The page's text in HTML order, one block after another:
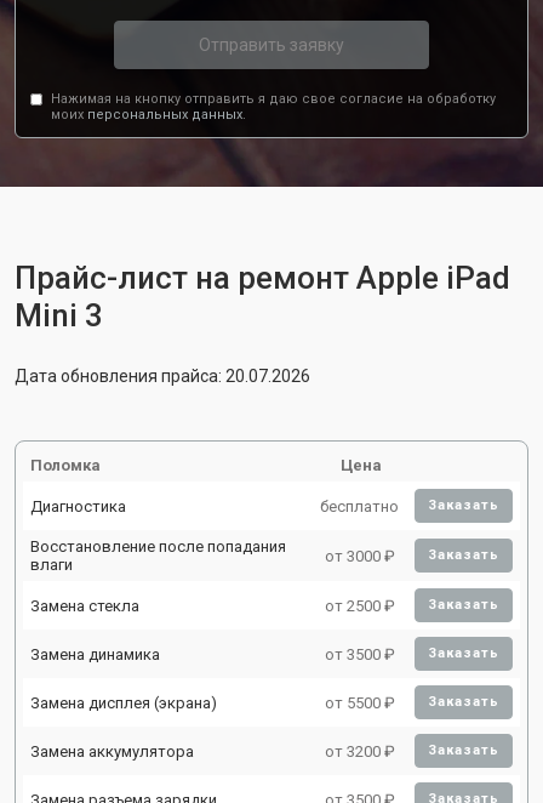
Отправить заявку
Нажимая на кнопку отправить я даю свое согласие на обработку
моих персональных данных.
Прайс-лист на ремонт Apple iPad
Mini 3
Дата обновления прайса: 20.07.2026
Поломка Цена
Диагностика бесплатно Заказать
Восстановление после попадания
влаги
от 3000 ₽ Заказать
Замена стекла от 2500 ₽ Заказать
Замена динамика от 3500 ₽ Заказать
Замена дисплея (экрана) от 5500 ₽ Заказать
Замена аккумулятора от 3200 ₽ Заказать
Замена разъема зарядки от 3500 ₽ Заказать